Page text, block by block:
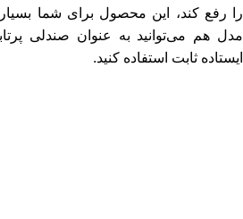
را رفع کند، این محصول برای شما
مدل هم می‌توانید به عنوان صندلی
ایستاده ثابت استفاده کنید.